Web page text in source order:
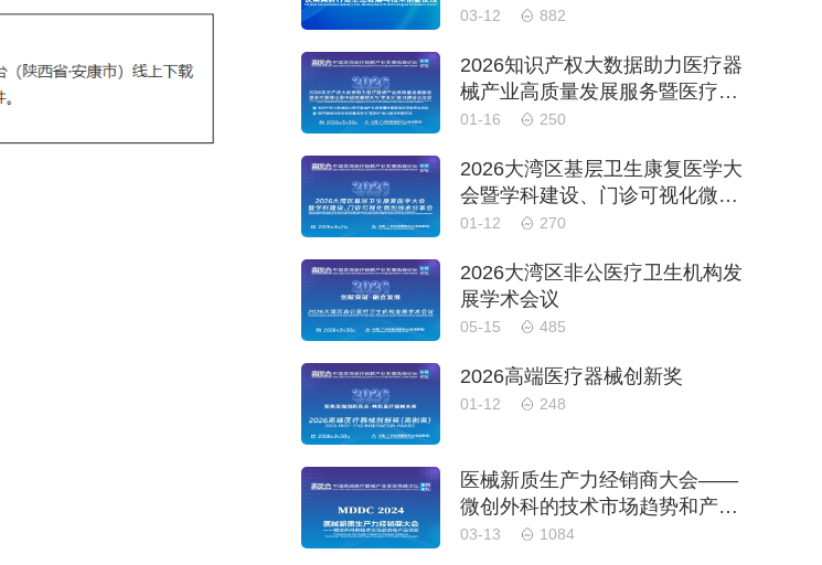
03-12 882
2026知识产权大数据助力医疗器
械产业高质量发展服务暨医疗器
械注册申报质量提升与'零发
01-16 250
2026大湾区基层卫生康复医学大
会暨学科建设、门诊可视化微创
技术分享会
01-12 270
2026大湾区非公医疗卫生机构发
展学术会议
05-15 485
2026高端医疗器械创新奖
01-12 248
医械新质生产力经销商大会——
微创外科的技术市场趋势和产品
创新
03-13 1084